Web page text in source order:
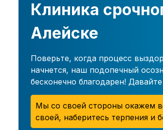
Клиника
Алейске
Поверьте, когда процесс
начнется, наш подопечный
бесконечно благодарен!
Мы со своей стороны окажем
своей, наберитесь терпения и